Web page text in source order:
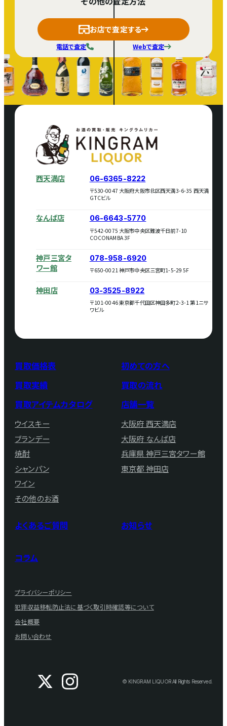
お店で査定する
Webで査定
電話で査定
買取価格表
買取実績
買取アイテムカタログ
ウイスキー
ブランデー
焼酎
シャンパン
ワイン
その他のお酒
初めての方へ
買取の流れ
店舗一覧
大阪府 西天満店
大阪府 なんば店
兵庫県 神戸三宮タワー館
東京都 神田店
よくあるご質問 お知らせ
コラム
プライバシーポリシー
犯罪収益移転防止法に基づく取引時確認等について
会社概要
お問い合わせ
西天満店 06-6365-8222
〒530-0047 大阪府大阪市北区西天満3-6-35 西天満
GTCビル
なんば店 06-6643-5770
〒542-0075 大阪市中央区難波千日前7-10
COCONAMBA 3F
神戸三宮タ
ワー館
078-958-6920
〒650-0021 神戸市中央区三宮町1-5-29 5F
神田店 03-3525-8922
〒101-0046 東京都千代田区神田多町2-3-1 第1ニサ
ワビル
© KINGRAM LIQUOR All Rights Reserved.